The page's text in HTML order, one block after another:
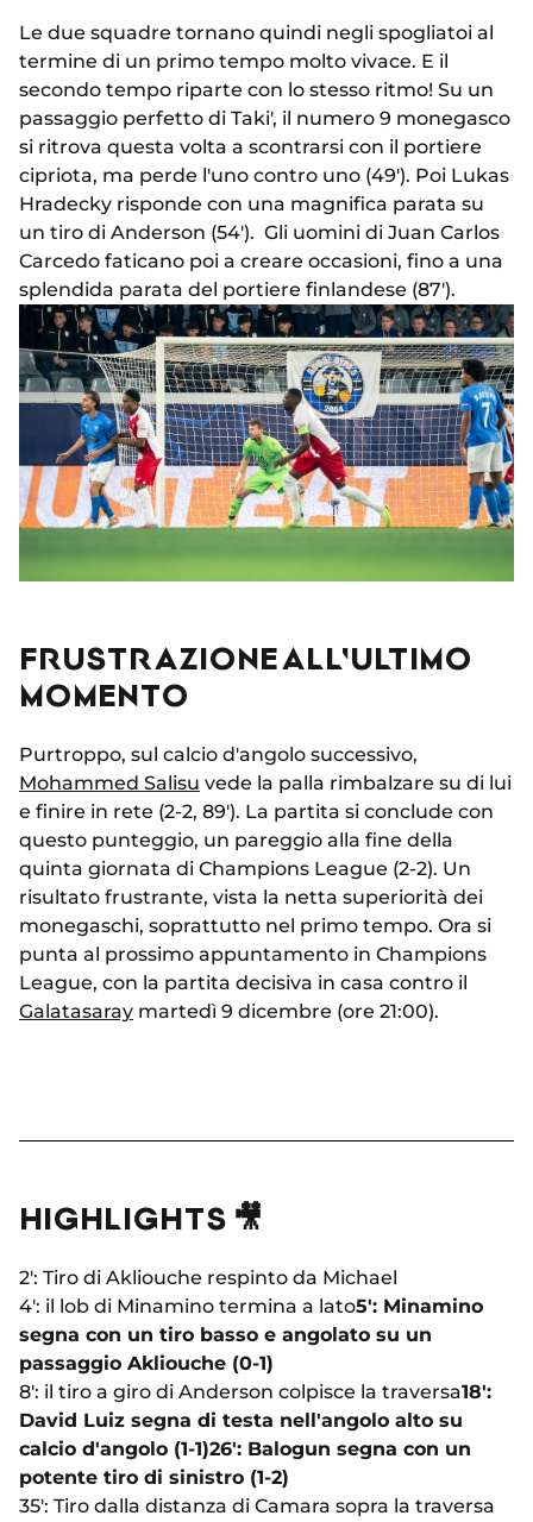
Le due squadre tornano quindi negli spogliatoi al
termine di un primo tempo molto vivace. E il
secondo tempo riparte con lo stesso ritmo! Su un
passaggio perfetto di Taki', il numero 9 monegasco
si ritrova questa volta a scontrarsi con il portiere
cipriota, ma perde l'uno contro uno (49'). Poi Lukas
Hradecky risponde con una magnifica parata su
un tiro di Anderson (54'). Gli uomini di Juan Carlos
Carcedo faticano poi a creare occasioni, fino a una
splendida parata del portiere finlandese (87').
FRUSTRAZIONE ALL'ULTIMO
MOMENTO
Purtroppo, sul calcio d'angolo successivo,
Mohammed Salisu vede la palla rimbalzare su di lui
e finire in rete (2-2, 89'). La partita si conclude con
questo punteggio, un pareggio alla fine della
quinta giornata di Champions League (2-2). Un
risultato frustrante, vista la netta superiorità dei
monegaschi, soprattutto nel primo tempo. Ora si
punta al prossimo appuntamento in Champions
League, con la partita decisiva in casa contro il
Galatasaray martedì 9 dicembre (ore 21:00).
HIGHLIGHTS 🎥
2': Tiro di Akliouche respinto da Michael
4': il lob di Minamino termina a lato5': Minamino
segna con un tiro basso e angolato su un
passaggio Akliouche (0-1)
8': il tiro a giro di Anderson colpisce la traversa18':
David Luiz segna di testa nell'angolo alto su
calcio d'angolo (1-1)26': Balogun segna con un
potente tiro di sinistro (1-2)
35': Tiro dalla distanza di Camara sopra la traversa